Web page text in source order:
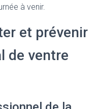
à venir.
et prévenir
de ventre